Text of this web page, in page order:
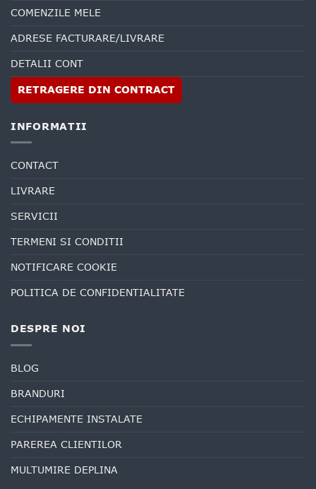
COMENZILE MELE
ADRESE FACTURARE/LIVRARE
DETALII CONT
RETRAGERE DIN CONTRACT
INFORMATII
CONTACT
LIVRARE
SERVICII
TERMENI SI CONDITII
NOTIFICARE COOKIE
POLITICA DE CONFIDENTIALITATE
DESPRE NOI
BLOG
BRANDURI
ECHIPAMENTE INSTALATE
PAREREA CLIENTILOR
MULTUMIRE DEPLINA